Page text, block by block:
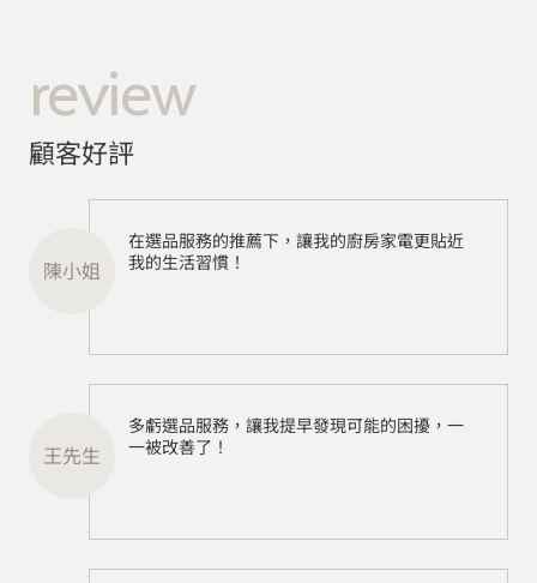
review
顧客好評
在選品服務的推薦下，讓我的廚房家電更貼近
我的生活習慣！
陳小姐
多虧選品服務，讓我提早發現可能的困擾，一
一被改善了！
王先生